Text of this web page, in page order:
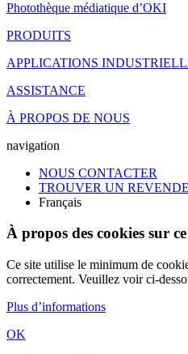
Photothèque médiatique d’OKI
PRODUITS
APPLICATIONS
ASSISTANCE
À PROPOS DE NOUS
navigation
NOUS CONTACTER
TROUVER UN
Français
À propos des cookies sur
Ce site utilise le minimum de
correctement. Veuillez voir ci-
Plus d’informations
OK